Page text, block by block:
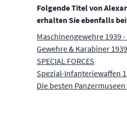
Folgende Titel von
erhalten Sie ebenfalls
Maschinengewehre 1939 -
Gewehre & Karabiner
SPECIAL FORCES
Spezial-Infanteriewaffen
Die besten